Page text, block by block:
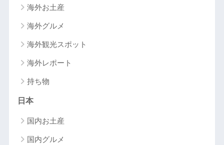
海外お土産
海外グルメ
海外観光スポット
海外レポート
持ち物
日本
国内お土産
国内グルメ